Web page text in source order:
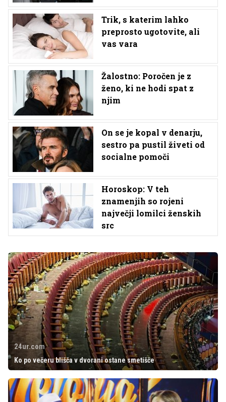
Trik, s katerim lahko
preprosto ugotovite, ali
vas vara
Žalostno: Poročen je z
ženo, ki ne hodi spat z
njim
On se je kopal v denarju,
sestro pa pustil živeti od
socialne pomoči
Horoskop: V teh
znamenjih so rojeni
največji lomilci ženskih
src
24ur.com
Ko po večeru blišča v dvorani ostane smetišče